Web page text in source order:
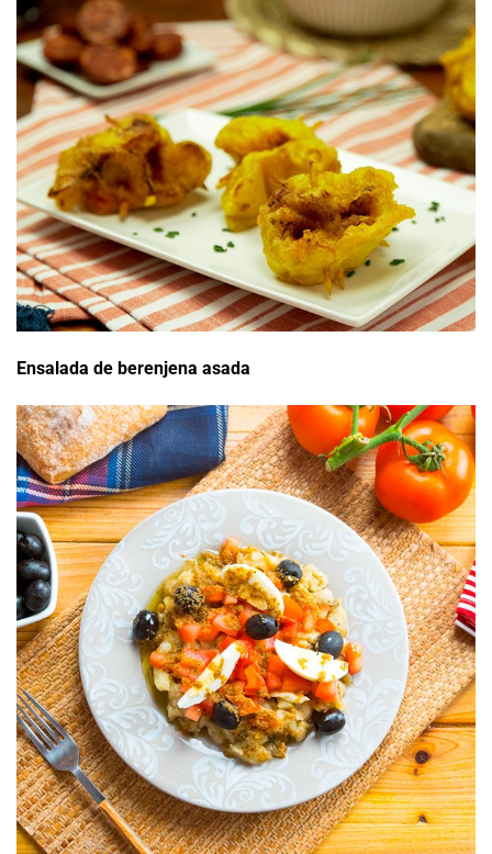
Ensalada de berenjena asada